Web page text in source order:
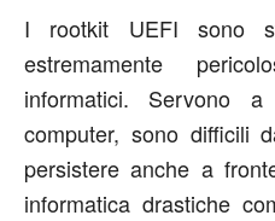
I rootkit UEFI sono
estremamente
informatici. Servono
computer, sono difficili
persistere anche a
informatica drastiche